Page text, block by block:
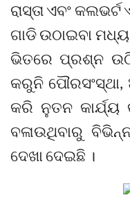
ରାସ୍ତା ଏବଂ
ଗାଡି ଉଠାଇବା
ଭିତରେ ପ୍ରଶ୍ନ
କରୁନି
କରି ନୁତନ କାର୍ଯ୍ୟ
ବଳାଉଥିବାରୁ
ଦେଖା ଦେଇଛି ।